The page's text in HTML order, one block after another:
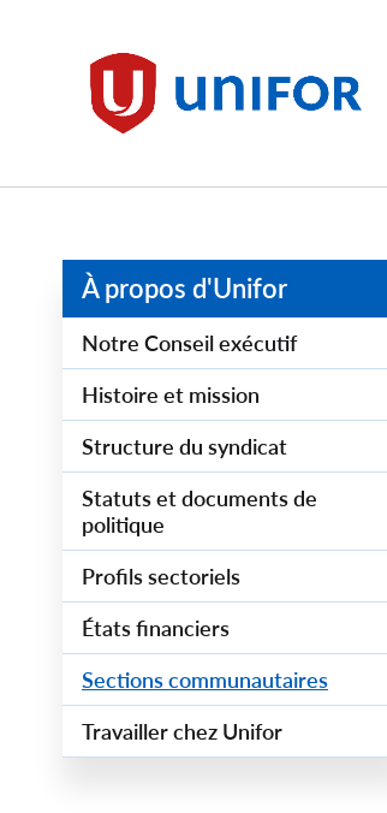
Unifor
À propos d'Unifor
Notre Conseil exécutif
Histoire et mission
Structure du syndicat
Statuts et documents de
politique
Profils sectoriels
États financiers
Sections communautaires
Travailler chez Unifor